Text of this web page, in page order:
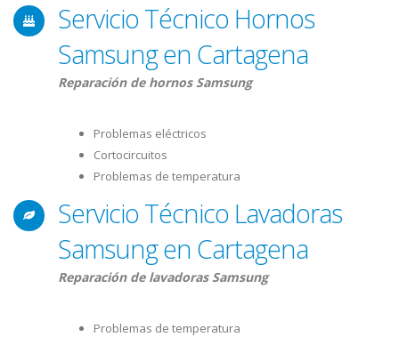
Servicio Técnico Hornos
Samsung en Cartagena
Reparación de hornos Samsung
Problemas eléctricos
Cortocircuitos
Problemas de temperatura
Servicio Técnico Lavadoras
Samsung en Cartagena
Reparación de lavadoras Samsung
Problemas de temperatura